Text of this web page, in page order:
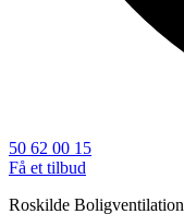
50 62 00 15
Få et tilbud
Roskilde Boligventilation